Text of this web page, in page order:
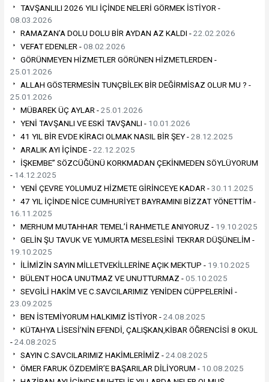
TAVŞANLILI 2026 YILI İÇİNDE NELERİ GÖRMEK İSTİYOR -
08.03.2026
RAMAZAN’A DOLU DOLU BİR AYDAN AZ KALDI -22.02.2026
VEFAT EDENLER -08.02.2026
GÖRÜNMEYEN HİZMETLER GÖRÜNEN HİZMETLERDEN -
25.01.2026
ALLAH GÖSTERMESİN TUNÇBİLEK BİR DEĞİRMİSAZ OLUR MU ? -
25.01.2026
MÜBAREK ÜÇ AYLAR -25.01.2026
YENİ TAVŞANLI VE ESKİ TAVŞANLI - 10.01.2026
41 YIL BİR EVDE KİRACI OLMAK NASIL BİR ŞEY -28.12.2025
ARALIK AYI İÇİNDE -22.12.2025
İŞKEMBE” SÖZCÜĞÜNÜ KORKMADAN ÇEKİNMEDEN SÖYLÜYORUM
- 14.12.2025
YENİ ÇEVRE YOLUMUZ HİZMETE GİRİNCEYE KADAR -30.11.2025
47 YIL İÇİNDE NİCE CUMHURİYET BAYRAMINI BİZZAT YÖNETTİM -
16.11.2025
MERHUM MUTAHHAR TEMEL’İ RAHMETLE ANIYORUZ - 19.10.2025
GELİN ŞU TAVUK VE YUMURTA MESELESİNİ TEKRAR DÜŞÜNELİM -
19.10.2025
İLİMİZİN SAYIN MİLLETVEKİLLERİNE AÇIK MEKTUP - 19.10.2025
BÜLENT HOCA UNUTMAZ VE UNUTTURMAZ -05.10.2025
SEVGİLİ HAKİM VE C.SAVCILARIMIZ YENİDEN CÜPPELERİNİ -
23.09.2025
BEN İSTEMİYORUM HALKIMIZ İSTİYOR -24.08.2025
KÜTAHYA LİSESİ’NİN EFENDİ, ÇALIŞKAN,KİBAR ÖĞRENCİSİ 8 OKUL
-24.08.2025
SAYIN C.SAVCILARIMIZ HAKİMLERİMİZ -24.08.2025
ÖMER FARUK ÖZDEMİR’E BAŞARILAR DİLİYORUM - 10.08.2025